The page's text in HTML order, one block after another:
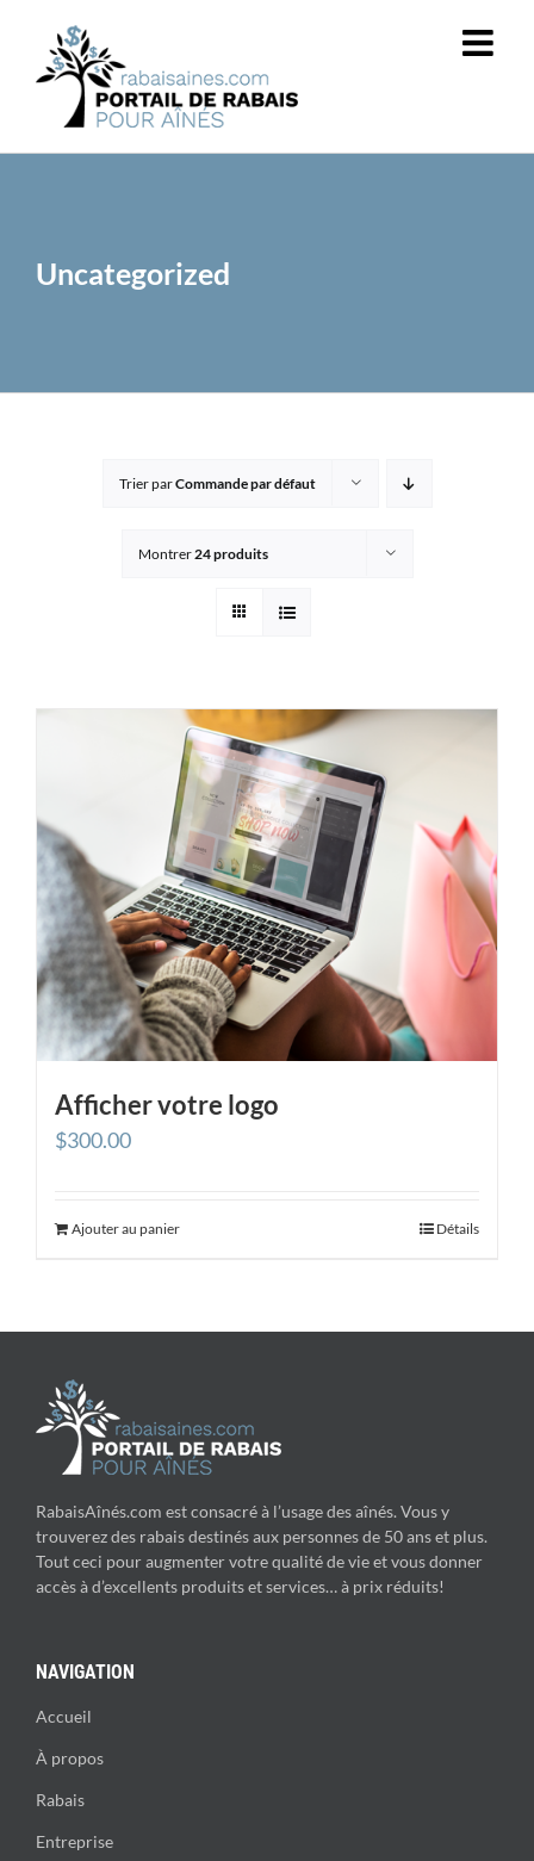
contenu
Uncategorized
Trier parCommande par défaut
Montrer 24 produits
Afficher votre logo
$300.00
Ajouter au panier Détails
RabaisAînés.com est consacré à l’usage des aînés. Vous y
trouverez des rabais destinés aux personnes de 50 ans et plus.
Tout ceci pour augmenter votre qualité de vie et vous donner
accès à d’excellents produits et services… à prix réduits!
NAVIGATION
Accueil
À propos
Rabais
Entreprise